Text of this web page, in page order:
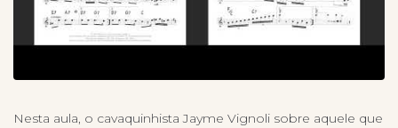
Nesta aula, o cavaquinhista Jayme Vignoli sobre aquele que